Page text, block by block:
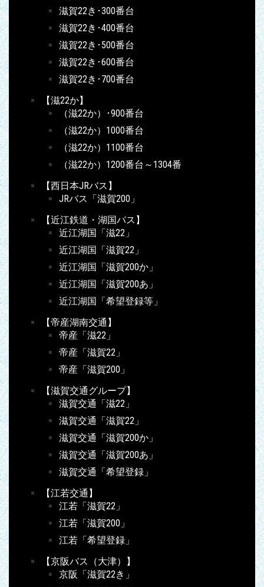
滋賀22き･300番台
滋賀22き･400番台
滋賀22き･500番台
滋賀22き･600番台
滋賀22き･700番台
【滋22か】
（滋22か）･900番台
（滋22か）1000番台
（滋22か）1100番台
（滋22か）1200番台～1304番
【西日本JRバス】
JRバス「滋賀200」
【近江鉄道・湖国バス】
近江湖国「滋22」
近江湖国「滋賀22」
近江湖国「滋賀200か」
近江湖国「滋賀200あ」
近江湖国「希望登録等」
【帝産湖南交通】
帝産「滋22」
帝産「滋賀22」
帝産「滋賀200」
【滋賀交通グループ】
滋賀交通「滋22」
滋賀交通「滋賀22」
滋賀交通「滋賀200か」
滋賀交通「滋賀200あ」
滋賀交通「希望登録」
【江若交通】
江若「滋賀22」
江若「滋賀200」
江若「希望登録」
【京阪バス（大津）】
京阪「滋賀22き」